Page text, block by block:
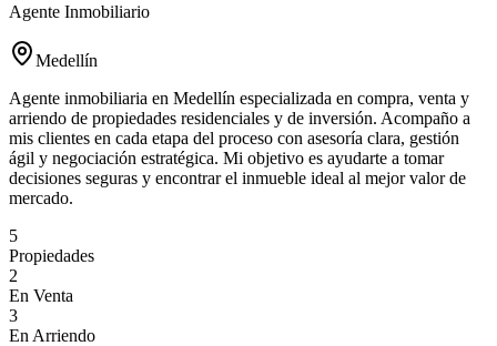
Agente Inmobiliario
Medellín
Agente inmobiliaria en Medellín especializada en compra, venta y
arriendo de propiedades residenciales y de inversión. Acompaño a
mis clientes en cada etapa del proceso con asesoría clara, gestión
ágil y negociación estratégica. Mi objetivo es ayudarte a tomar
decisiones seguras y encontrar el inmueble ideal al mejor valor de
mercado.
5
Propiedades
2
En Venta
3
En Arriendo